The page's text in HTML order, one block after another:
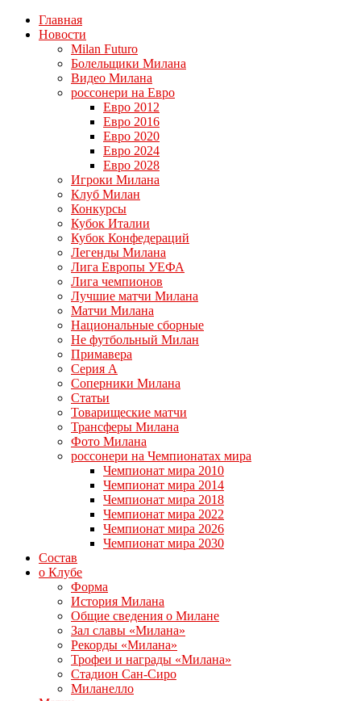
Главная
Новости
Milan Futuro
Болельщики Милана
Видео Милана
россонери на Евро
Евро 2012
Евро 2016
Евро 2020
Евро 2024
Евро 2028
Игроки Милана
Клуб Милан
Конкурсы
Кубок Италии
Кубок Конфедераций
Легенды Милана
Лига Европы УЕФА
Лига чемпионов
Лучшие матчи Милана
Матчи Милана
Национальные сборные
Не футбольный Милан
Примавера
Серия А
Соперники Милана
Статьи
Товарищеские матчи
Трансферы Милана
Фото Милана
россонери на Чемпионатах мира
Чемпионат мира 2010
Чемпионат мира 2014
Чемпионат мира 2018
Чемпионат мира 2022
Чемпионат мира 2026
Чемпионат мира 2030
Состав
о Клубе
Форма
История Милана
Общие сведения о Милане
Зал славы «Милана»
Рекорды «Милана»
Трофеи и награды «Милана»
Стадион Сан-Сиро
Миланелло